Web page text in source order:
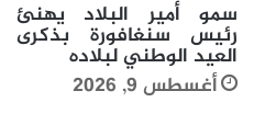
سمو أمير البلاد يهنئ
رئيس سنغافورة بذكرى
العيد الوطني لبلاده
أغسطس 9, 2026